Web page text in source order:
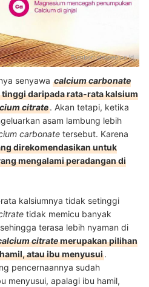
Sumber:shopee.co.id
senyawa calcium carbonate
daripada rata-rata kalsium
citrate. Akan tetapi, ketika
asam lambung lebih
carbonate tersebut. Karena
direkomendasikan untuk
mengalami peradangan di
kalsiumnya tidak setinggi
tidak memicu banyak
terasa lebih nyaman di
citratemerupakan pilihan
atau ibu menyusui.
pencernaannya sudah
menyusui, apalagi ibu hamil,